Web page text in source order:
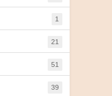
1
21
51
39